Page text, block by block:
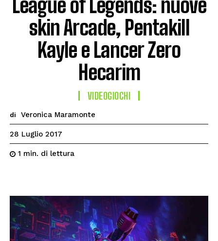
League of Legends: nuove
skin Arcade, Pentakill
Kayle e Lancer Zero
Hecarim
VIDEOGIOCHI
di Veronica Maramonte
28 Luglio 2017
1 min. di lettura